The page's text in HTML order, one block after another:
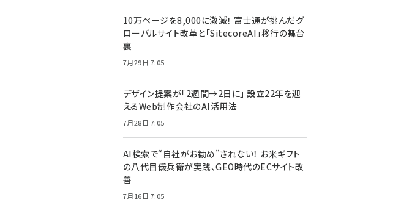
10万ページを8,000に激減！ 富士通が挑んだグ
ローバルサイト改革と「SitecoreAI」移行の舞台
裏
7月29日 7:05
デザイン提案が「2週間→2日に」 設立22年を迎
えるWeb制作会社のAI活用法
7月28日 7:05
AI検索で“自社がお勧め”されない！ お米ギフト
の八代目儀兵衛が実践、GEO時代のECサイト改
善
7月16日 7:05